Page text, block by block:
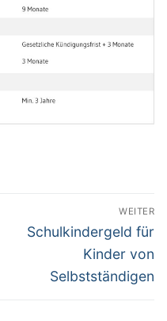
WEITER
Nächster
Schulkindergeld für
Kinder von
Selbstständigen